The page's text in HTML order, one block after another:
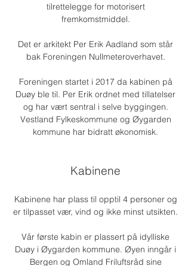
tilrettelegge for motorisert
fremkomstmiddel.
Det er arkitekt Per Erik Aadland som står
bak Foreningen Nullmeteroverhavet.
Foreningen startet i 2017 da kabinen på
Duøy ble til. Per Erik ordnet med tillatelser
og har vært sentral i selve byggingen.
Vestland Fylkeskommune og Øygarden
kommune har bidratt økonomisk.
Kabinene
Kabinene har plass til opptil 4 personer og
er tilpasset vær, vind og ikke minst utsikten.
Vår første kabin er plassert på idylliske
Duøy i Øygarden kommune. Øyen inngår i
Bergen og Omland Friluftsråd sine